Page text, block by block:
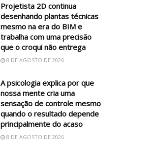
Projetista 2D continua
desenhando plantas técnicas
mesmo na era do BIM e
trabalha com uma precisão
que o croqui não entrega
8 DE AGOSTO DE 2026
A psicologia explica por que
nossa mente cria uma
sensação de controle mesmo
quando o resultado depende
principalmente do acaso
8 DE AGOSTO DE 2026